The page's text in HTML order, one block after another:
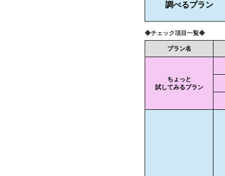
調べるプラン
◆チェック項目一覧◆
プラン名
ちょっと
試してみるプラン